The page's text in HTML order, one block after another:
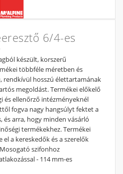
6/4-es
készült, korszerű
többféle méretben és
rendkívül hosszú élettartamának
megoldást. Termékei előkelő
és ellenőrző intézményeknél
fogva nagy hangsúlyt fektet a
és arra, hogy minden vásárló
termékekhez. Termékei
a kereskedők és a szerelők
szifonhoz
- 114 mm-es